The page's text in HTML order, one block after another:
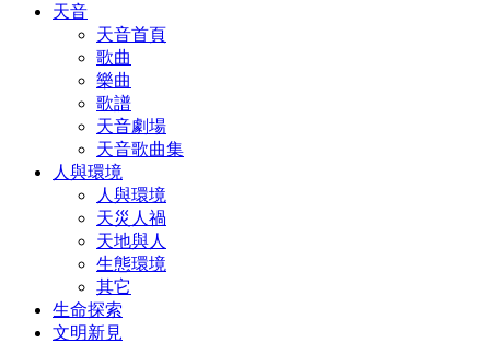
天音
天音首頁
歌曲
樂曲
歌譜
天音劇場
天音歌曲集
人與環境
人與環境
天災人禍
天地與人
生態環境
其它
生命探索
文明新見